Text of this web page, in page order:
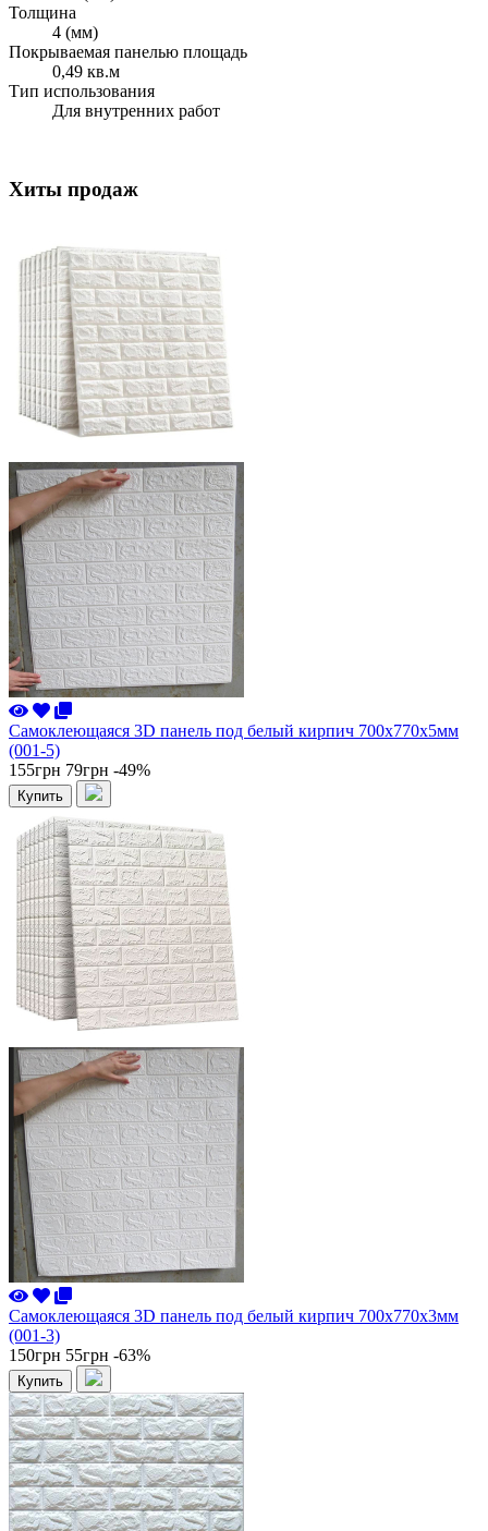
Толщина
4 (мм)
Покрываемая панелью площадь
0,49 кв.м
Тип использования
Для внутренних работ
Хиты продаж
Самоклеющаяся 3D панель под белый кирпич 700x770x5мм
(001-5)
155грн 79грн -49%
Купить
Самоклеющаяся 3D панель под белый кирпич 700x770x3мм
(001-3)
150грн 55грн -63%
Купить